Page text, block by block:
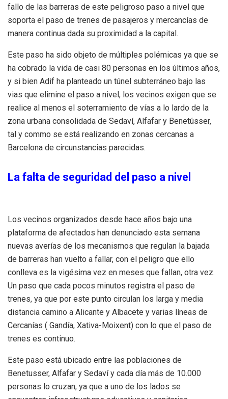
fallo de las barreras de este peligroso paso a nivel que
soporta el paso de trenes de pasajeros y mercancías de
manera continua dada su proximidad a la capital.
Este paso ha sido objeto de múltiples polémicas ya que se
ha cobrado la vida de casi 80 personas en los últimos años,
y si bien Adif ha planteado un túnel subterráneo bajo las
vias que elimine el paso a nivel, los vecinos exigen que se
realice al menos el soterramiento de vías a lo lardo de la
zona urbana consolidada de Sedaví, Alfafar y Benetússer,
tal y commo se está realizando en zonas cercanas a
Barcelona de circunstancias parecidas.
La falta de seguridad del paso a nivel
Los vecinos organizados desde hace años bajo una
plataforma de afectados han denunciado esta semana
nuevas averías de los mecanismos que regulan la bajada
de barreras han vuelto a fallar, con el peligro que ello
conlleva es la vigésima vez en meses que fallan, otra vez.
Un paso que cada pocos minutos registra el paso de
trenes, ya que por este punto circulan los larga y media
distancia camino a Alicante y Albacete y varias líneas de
Cercanías ( Gandía, Xativa-Moixent) con lo que el paso de
trenes es continuo.
Este paso está ubicado entre las poblaciones de
Benetusser, Alfafar y Sedaví y cada día más de 10.000
personas lo cruzan, ya que a uno de los lados se